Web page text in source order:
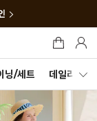
닝/세트 데일리세트